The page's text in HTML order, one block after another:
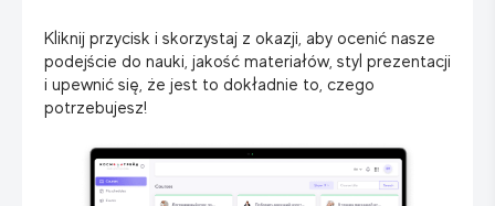
Kliknij przycisk i skorzystaj z okazji, aby ocenić nasze
podejście do nauki, jakość materiałów, styl prezentacji
i upewnić się, że jest to dokładnie to, czego
potrzebujesz!